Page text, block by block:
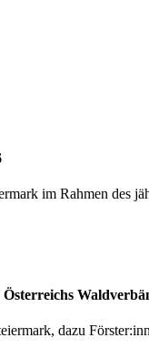
im Rahmen des
dazu